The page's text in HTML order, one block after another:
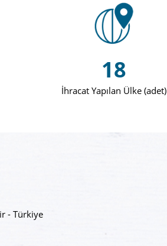
18
İhracat Yapılan Ülke (adet)
- Türkiye